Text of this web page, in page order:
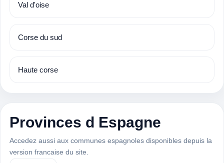
Val d'oise
Corse du sud
Haute corse
Provinces d Espagne
Accedez aussi aux communes espagnoles disponibles depuis la
version francaise du site.